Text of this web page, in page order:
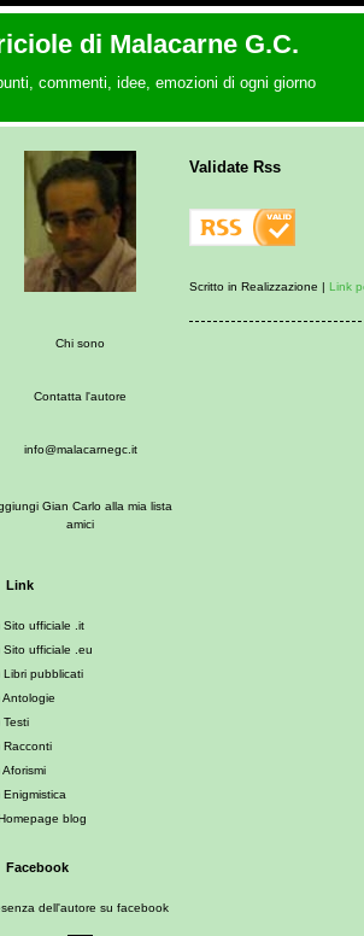
di Malacarne G.C.
commenti, idee, emozioni di ogni giorno
Chi sono
Contatta l'autore
info@malacarnegc.it
Gian Carlo alla mia lista
amici
Link
Sito ufficiale .it
Sito ufficiale .eu
Libri pubblicati
Antologie
Testi
Racconti
Aforismi
Enigmistica
blog
Facebook
dell'autore su facebook
Validate Rss
Scritto in Realizzazione | Link